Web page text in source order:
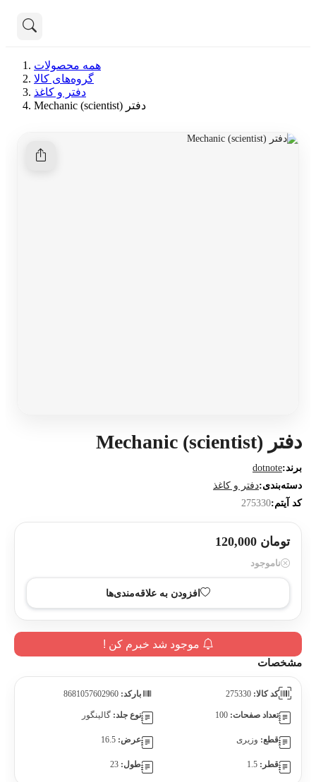
دسته بندی
همه محصولات
گروه‌های کالا
دفتر و کاغذ
دفتر Mechanic (scientist)
دفتر Mechanic (scientist)
برند:dotnote
دسته‌بندی:دفتر و کاغذ
کد آیتم:275330
تومان 120,000
ناموجود
افزودن به علاقه‌مندی‌ها
موجود شد خبرم کن !
مشخصات
کد کالا: بارکد:
تعداد صفحات: 100 نوع جلد: گالینگور
قطع: وزیری عرض: 16.5
قطر: 1.5 طول: 23